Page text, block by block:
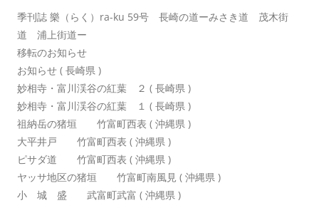
季刊誌 樂（らく）ra-ku 59号 長崎の道ーみさき道 茂木街
道 浦上街道ー
移転のお知らせ
お知らせ ( 長崎県 )
妙相寺・富川渓谷の紅葉 ２ ( 長崎県 )
妙相寺・富川渓谷の紅葉 １ ( 長崎県 )
祖納岳の猪垣 竹富町西表 ( 沖縄県 )
大平井戸 竹富町西表 ( 沖縄県 )
ピサダ道 竹富町西表 ( 沖縄県 )
ヤッサ地区の猪垣 竹富町南風見 ( 沖縄県 )
小 城 盛 武富町武富 ( 沖縄県 )